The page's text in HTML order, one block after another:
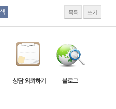
목록 쓰기
상담 외뢰하기 블로그